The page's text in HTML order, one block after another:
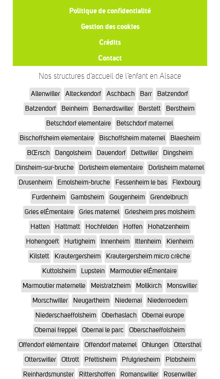
Politique de confidentialité
Gestion des cookies
Crédits
Contact
Nos structures d’accueil de l’enfant en Alsace
Allenwiller Alteckendorf Aschbach Barr
Batzendorf
Batzendorf
Beinheim Bernardswiller Berstett
Berstheim
Betschdorf elementaire
Betschdorf maternel
Bischoffsheim elementaire
Bischoffsheim maternel
Blaesheim
BŒrsch
Dangolsheim Dauendorf Dettwiller
Dingsheim
Dinsheim-sur-bruche
Dorlisheim elementaire
Dorlisheim maternel
Drusenheim
Ernolsheim-bruche Fessenheim le bas
Flexbourg
Furdenheim
Gambsheim Gougenheim
Grendelbruch
Gries elÉmentaire
Gries maternel
Griesheim pres molsheim
Hatten
Hattmatt Hochfelden Hoffen
Hohatzenheim
Hohengoeft
Hurtigheim Innenheim Ittenheim
Kienheim
Kilstett
Krautergersheim
Krautergersheim micro crèche
Kuttolsheim
Lupstein
Marmoutier elÉmentaire
Marmoutier maternelle
Meistratzheim Mollkirch
Monswiller
Morschwiller
Neugartheim Niedernai
Niederroedern
Niederschaeffolsheim
Oberhaslach
Obernai europe
Obernai freppel
Obernai le parc
Oberschaeffolsheim
Offendorf elémentaire
Offendorf maternel Ohlungen
Ottersthal
Otterswiller
Ottrott Pfettisheim Pfulgriesheim
Plobsheim
Reinhardsmunster
Rittershoffen Romanswiller Rosenwiller